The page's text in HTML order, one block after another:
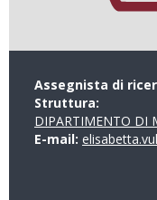
Assegnista di
Struttura:
DIPARTIMENTO DI
E-mail: